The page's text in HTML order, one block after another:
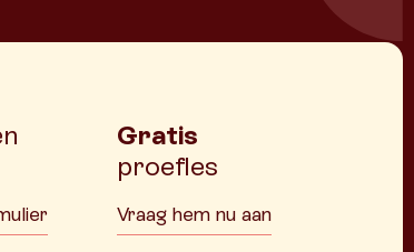
Gratis
proefles
Vraag hem nu aan